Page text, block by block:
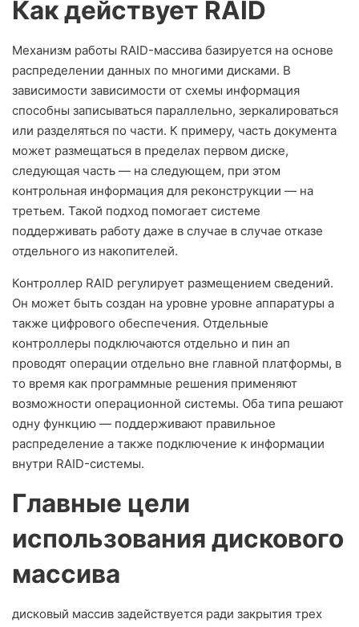
Как действует RAID
Механизм работы RAID-массива базируется на основе
распределении данных по многими дисками. В
зависимости зависимости от схемы информация
способны записываться параллельно, зеркалироваться
или разделяться по части. К примеру, часть документа
может размещаться в пределах первом диске,
следующая часть — на следующем, при этом
контрольная информация для реконструкции — на
третьем. Такой подход помогает системе
поддерживать работу даже в случае в случае отказе
отдельного из накопителей.
Контроллер RAID регулирует размещением сведений.
Он может быть создан на уровне уровне аппаратуры а
также цифрового обеспечения. Отдельные
контроллеры подключаются отдельно и пин ап
проводят операции отдельно вне главной платформы, в
то время как программные решения применяют
возможности операционной системы. Оба типа решают
одну функцию — поддерживают правильное
распределение а также подключение к информации
внутри RAID-системы.
Главные цели
использования дискового
массива
дисковый массив задействуется ради закрытия трех